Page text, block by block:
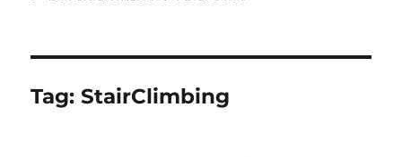
Tag:StairClimbing